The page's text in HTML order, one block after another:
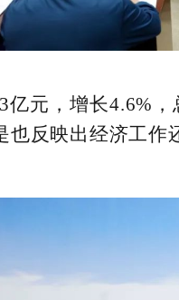
亿元，增长4.6%
反映出经济工作